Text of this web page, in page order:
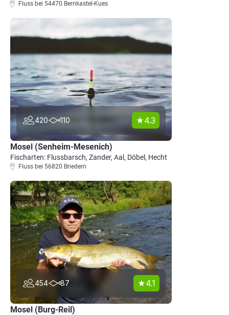
Fluss bei 54470 Bernkastel-Kues
420 110 4.3
Mosel (Senheim-Mesenich)
Fischarten: Flussbarsch, Zander, Aal, Döbel, Hecht
Fluss bei 56820 Briedern
454 87 4.1
Mosel (Burg-Reil)